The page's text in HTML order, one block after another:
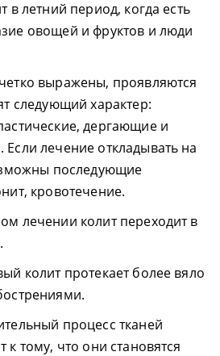
в летний период, когда есть
овощей и фруктов и люди
выражены, проявляются
следующий характер:
дергающие и
лечение откладывать на
последующие
кровотечение.
лечении колит переходит в
колит протекает более вяло
процесс тканей
тому, что они становятся